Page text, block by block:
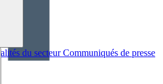
du secteur Communiqués de presse